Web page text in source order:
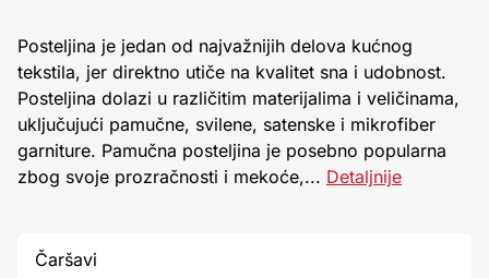
Posteljina je jedan od najvažnijih delova kućnog
tekstila, jer direktno utiče na kvalitet sna i udobnost.
Posteljina dolazi u različitim materijalima i veličinama,
uključujući pamučne, svilene, satenske i mikrofiber
garniture. Pamučna posteljina je posebno popularna
zbog svoje prozračnosti i mekoće,... Detaljnije
Čaršavi